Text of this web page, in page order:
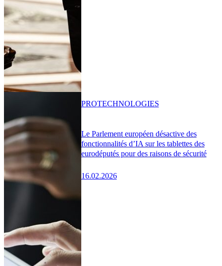
Le Parlement européen désactive des
fonctionnalités d’IA sur les tablettes des
eurodéputés pour des raisons de sécurité
16.02.2026
PROTECHNOLOGIES